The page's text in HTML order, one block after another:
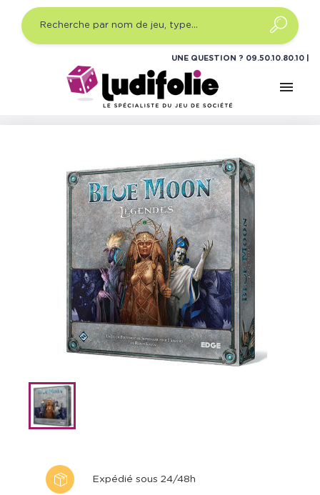
UNE QUESTION ? 09.50.10.80.10
menu
Jeux de société Jeux de plateau expert
Blue
Expédié sous 24/48h